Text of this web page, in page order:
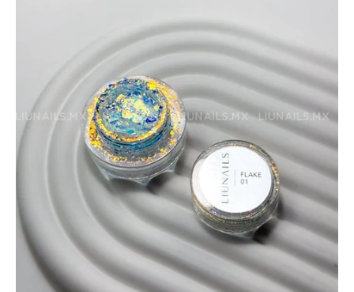
*****EFECTOS EN GEL**** EFECTOS ESPEJO METALICOS
DECORACIONES (Glitter, Foil, Estoperoles...)
Stickers & Tattoos para uñas
Herramientas